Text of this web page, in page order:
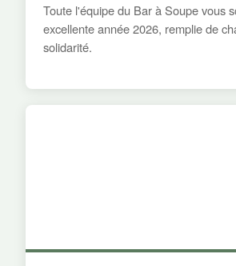
Toute l'équipe du Bar à Soupe vous
excellente année 2026, remplie de
solidarité.